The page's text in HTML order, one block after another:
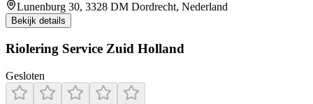
Lunenburg 30, 3328 DM Dordrecht, Nederland
Bekijk details
Riolering Service Zuid Holland
Gesloten